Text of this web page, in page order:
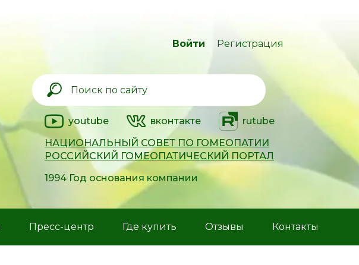
Войти Регистрация
youtube вконтакте
rutube
НАЦИОНАЛЬНЫЙ СОВЕТ ПО ГОМЕОПАТИИ
РОССИЙСКИЙ ГОМЕОПАТИЧЕСКИЙ ПОРТАЛ
1994 Год основания компании
Пресс-центр Где купить Отзывы Контакты